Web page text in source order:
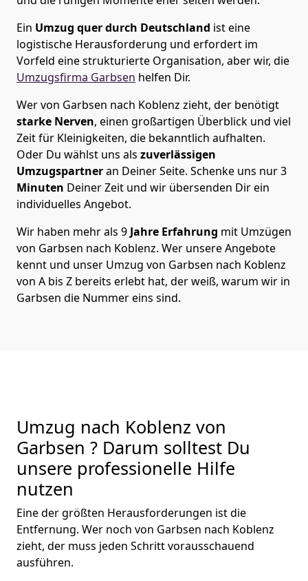
Ein Umzug quer durch Deutschland ist eine
logistische Herausforderung und erfordert im
Vorfeld eine strukturierte Organisation, aber wir, die
Umzugsfirma Garbsen helfen Dir.
Wer von Garbsen nach Koblenz zieht, der benötigt
starke Nerven, einen großartigen Überblick und viel
Zeit für Kleinigkeiten, die bekanntlich aufhalten.
Oder Du wählst uns als zuverlässigen
Umzugspartneran Deiner Seite. Schenke uns nur3
Minuten Deiner Zeit und wir übersenden Dir ein
individuelles Angebot.
Wir haben mehr als 9 Jahre Erfahrung mit Umzügen
von Garbsen nach Koblenz. Wer unsere Angebote
kennt und unser Umzug von Garbsen nach Koblenz
von A bis Z bereits erlebt hat, der weiß, warum wir in
Garbsen die Nummer eins sind.
Umzug nach Koblenz von
Garbsen ? Darum solltest Du
unsere professionelle Hilfe
nutzen
Eine der größten Herausforderungen ist die
Entfernung. Wer noch von Garbsen nach Koblenz
zieht, der muss jeden Schritt vorausschauend
ausführen.